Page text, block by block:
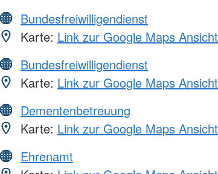
Bundesfreiwilligendienst
Karte: Link zur Google Maps Ansicht
Bundesfreiwilligendienst
Karte: Link zur Google Maps Ansicht
Dementenbetreuung
Karte: Link zur Google Maps Ansicht
Ehrenamt